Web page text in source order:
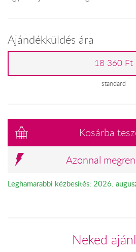
Ajándékküldés ára
18 360 Ft
standard
Kosárba
Azonnal
Leghamarabbi kézbesítés: 2026.
Neked